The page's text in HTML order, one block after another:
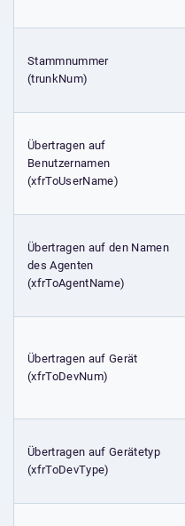
Stammnummer
(trunkNum)
Übertragen auf
Benutzernamen
(xfrToUserName)
Übertragen auf den Namen
des Agenten
(xfrToAgentName)
Übertragen auf Gerät
(xfrToDevNum)
Übertragen auf Gerätetyp
(xfrToDevType)